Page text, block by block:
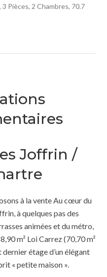
Pièces, 2 Chambres, 70.7
Joffrin /
à la vente Au cœur du
à quelques pas des
animées et du métro,
m² Loi Carrez (70,70 m²
étage d’un élégant
« petite maison ».